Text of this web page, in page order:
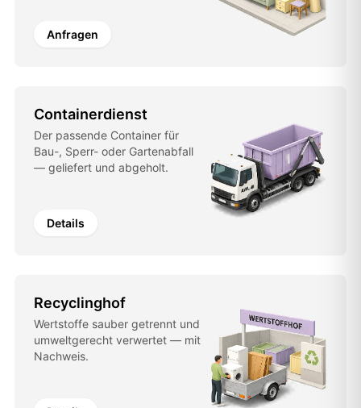
Anfragen
Containerdienst
Der passende Container für
Bau-, Sperr- oder Gartenabfall
— geliefert und abgeholt.
Details
Recyclinghof
Wertstoffe sauber getrennt und
umweltgerecht verwertet — mit
Nachweis.